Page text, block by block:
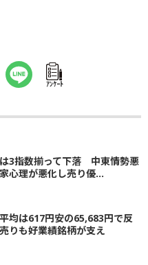
ｱﾝｹｰﾄ
は3指数揃って下落 中東情勢悪
心理が悪化し売り優...
平均は617円安の65,683円で反
りも好業績銘柄が支え